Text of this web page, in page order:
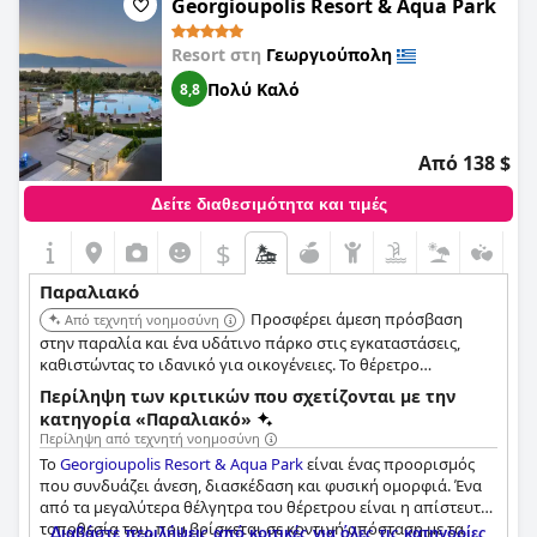
με βολικές εγκαταστάσεις.Georgioupolis Resort & Aqua Park
Resort στη Γεωργιούπολη
8,8 Πολύ Καλό
Από 138 $
Δείτε διαθεσιμότητα και τιμές
$
Παραλιακό
Από τεχνητή νοημοσύνη
Προσφέρει άμεση πρόσβαση
στην παραλία και ένα υδάτινο πάρκο στις εγκαταστάσεις,
καθιστώντας το ιδανικό για οικογένειες. Το θέρετρο
περιλαμβάνει επίσης πολλαπλές πισίνες και επιλογές
φαγητού για μια ολοκληρωμένη εμπειρία διακοπών.
Περίληψη των κριτικών που σχετίζονται με την
κατηγορία «Παραλιακό»
Περίληψη από τεχνητή νοημοσύνη
ΤοGeorgioupolis Resort & Aqua Parkείναι ένας προορισμός
που συνδυάζει άνεση, διασκέδαση και φυσική ομορφιά. Ένα
από τα μεγαλύτερα θέλγητρα του θέρετρου είναι η απίστευτη
τοποθεσία του, που βρίσκεται σε κοντινή απόσταση με τα
Διαβάστε περιλήψεις από κριτικές για όλες τις κατηγορίες